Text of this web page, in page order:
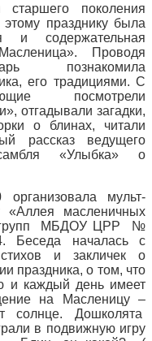
поколения
этому празднику была
и содержательная
Проводя
познакомила
его традициями. С
посмотрели
отгадывали загадки,
о блинах, читали
рассказ ведущего
«Улыбка» о
организовала мульт-
«Аллея масленичных
групп МБДОУ ЦРР №
началась с
и закличек о
праздника, о том, что
и каждый день имеет
на Масленицу –
солнце. Дошколята
в подвижную игру